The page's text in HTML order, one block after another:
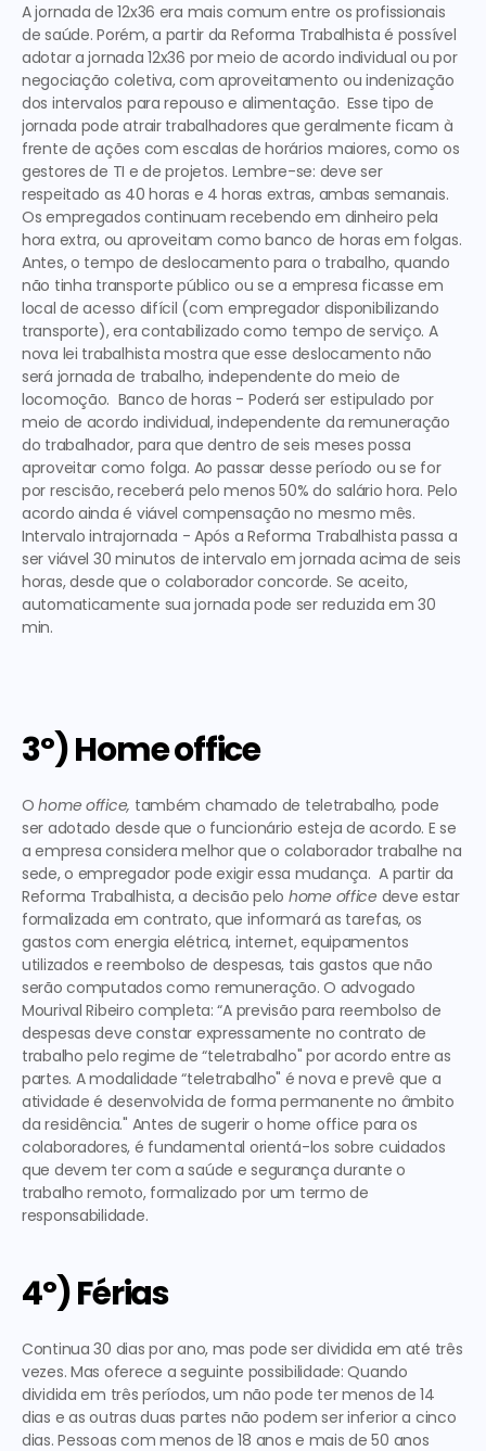
A jornada de 12x36 era mais comum entre os profissionais
de saúde. Porém, a partir da Reforma Trabalhista é possível
adotar a jornada 12x36 por meio de acordo individual ou por
negociação coletiva, com aproveitamento ou indenização
dos intervalos para repouso e alimentação.  Esse tipo de
jornada pode atrair trabalhadores que geralmente ficam à
frente de ações com escalas de horários maiores, como os
gestores de TI e de projetos. Lembre-se: deve ser
respeitado as 40 horas e 4 horas extras, ambas semanais.
Os empregados continuam recebendo em dinheiro pela
hora extra, ou aproveitam como banco de horas em folgas.
Antes, o tempo de deslocamento para o trabalho, quando
não tinha transporte público ou se a empresa ficasse em
local de acesso difícil (com empregador disponibilizando
transporte), era contabilizado como tempo de serviço. A
nova lei trabalhista mostra que esse deslocamento não
será jornada de trabalho, independente do meio de
locomoção. Banco de horas - Poderá ser estipulado por
meio de acordo individual, independente da remuneração
do trabalhador, para que dentro de seis meses possa
aproveitar como folga. Ao passar desse período ou se for
por rescisão, receberá pelo menos 50% do salário hora. Pelo
Intervalo intrajornada - Após a Reforma Trabalhista passa a
ser viável 30 minutos de intervalo em jornada acima de seis
horas, desde que o colaborador concorde. Se aceito,
automaticamente sua jornada pode ser reduzida em 30
min.
3º) Home office
O home office, também chamado de teletrabalho, pode
ser adotado desde que o funcionário esteja de acordo. E se
a empresa considera melhor que o colaborador trabalhe na
sede, o empregador pode exigir essa mudança.  A partir da
Reforma Trabalhista, a decisão pelo home office deve estar
formalizada em contrato, que informará as tarefas, os
gastos com energia elétrica, internet, equipamentos
utilizados e reembolso de despesas, tais gastos que não
serão computados como remuneração. O advogado
Mourival Ribeiro completa: “A previsão para reembolso de
despesas deve constar expressamente no contrato de
trabalho pelo regime de “teletrabalho" por acordo entre as
partes. A modalidade “teletrabalho" é nova e prevê que a
atividade é desenvolvida de forma permanente no âmbito
da residência." Antes de sugerir o home office para os
colaboradores, é fundamental orientá-los sobre cuidados
que devem ter com a saúde e segurança durante o
trabalho remoto, formalizado por um termo de
responsabilidade.
4º) Férias
Continua 30 dias por ano, mas pode ser dividida em até três
vezes. Mas oferece a seguinte possibilidade: Quando
dividida em três períodos, um não pode ter menos de 14
dias e as outras duas partes não podem ser inferior a cinco
dias. Pessoas com menos de 18 anos e mais de 50 anos